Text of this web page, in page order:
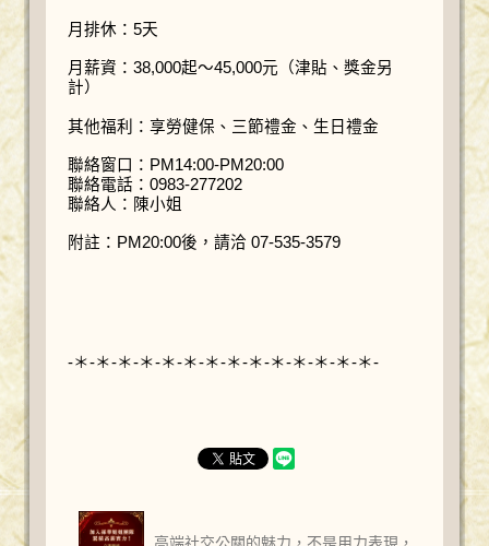
月排休：5天
月薪資：38,000起～45,000元（津貼、獎金另
計）
其他福利：享勞健保、三節禮金、生日禮金
聯絡窗口：PM14:00-PM20:00
聯絡電話：0983-277202
聯絡人：陳小姐
附註：PM20:00後，請洽 07-535-3579
-＊-＊-＊-＊-＊-＊-＊-＊-＊-＊-＊-＊-＊-＊-
高端社交公關的魅力，不是用力表現，